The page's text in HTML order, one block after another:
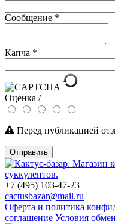
Сообщение *
Капча *
Оценка /
Перед публикацией
Отправить
+7 (495) 103-47-23
cactusbazar@mail.ru
Оферта и политика
соглашение Условия